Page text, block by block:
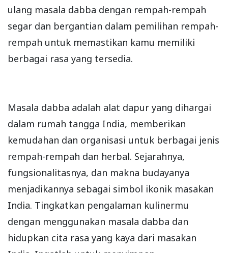
ulang masala dabba dengan rempah-rempah
segar dan bergantian dalam pemilihan rempah-
rempah untuk memastikan kamu memiliki
berbagai rasa yang tersedia.
Masala dabba adalah alat dapur yang dihargai
dalam rumah tangga India, memberikan
kemudahan dan organisasi untuk berbagai jenis
rempah-rempah dan herbal. Sejarahnya,
fungsionalitasnya, dan makna budayanya
menjadikannya sebagai simbol ikonik masakan
India. Tingkatkan pengalaman kulinermu
dengan menggunakan masala dabba dan
hidupkan cita rasa yang kaya dari masakan